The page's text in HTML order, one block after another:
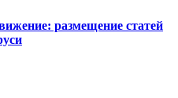
размещение статей